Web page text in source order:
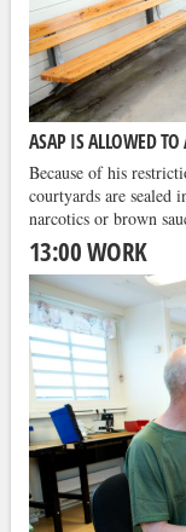
ASAP IS ALLOWED
Because of his
courtyards are
narcotics or brown
13:00 WORK